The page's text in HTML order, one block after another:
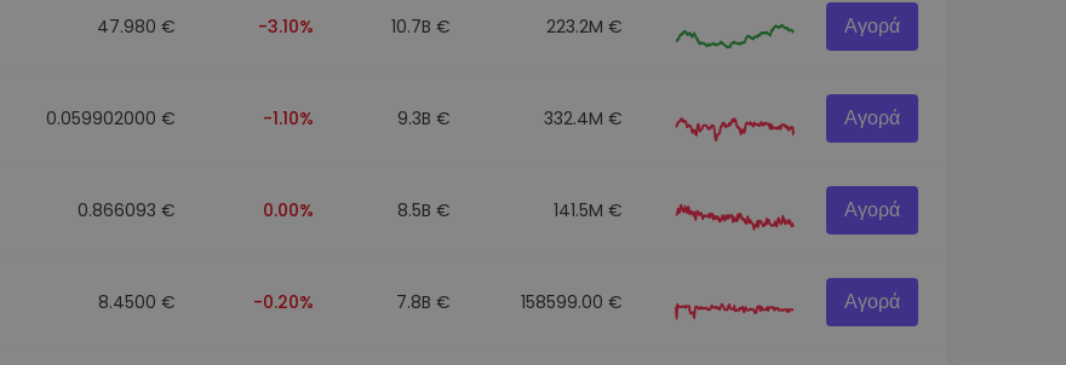
47.980 € -3.10% 10.7B € 223.2M € Αγορά
0.059902000 € -1.10% 9.3B € 332.4M € Αγορά
0.866093 € 0.00% 8.5B € 141.5M € Αγορά
8.4500 € -0.20% 7.8B € 158599.00 € Αγορά